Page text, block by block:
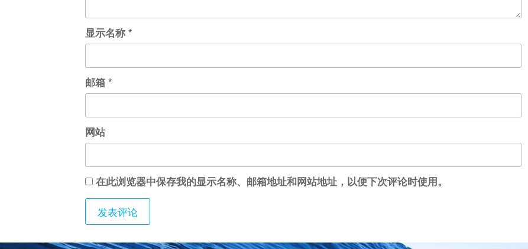
显示名称*
邮箱*
网站
在此浏览器中保存我的显示名称、邮箱地址和网站地址，以便下次评论时使用。